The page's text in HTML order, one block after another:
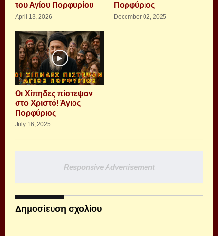
του Αγίου Πορφυρίου
April 13, 2026
Πορφύριος
December 02, 2025
Οι Χίπηδες πίστεψαν
στο Χριστό! Άγιος
Πορφύριος
July 16, 2025
Responsive Advertisement
Δημοσίευση σχολίου